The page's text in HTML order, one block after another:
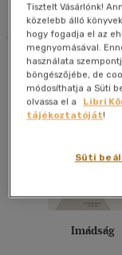
Szűrés
Megjelenítés
20 db / oldal
40 db / oldal
Imádság
Tisztelt Vásárlónk!
közelebb álló
hogy fogadja el az
megnyomásával.
használata
böngészőjébe, de
módosíthatja a Süti
olvassa el a
Libri
tájékoztatóját!
Süti